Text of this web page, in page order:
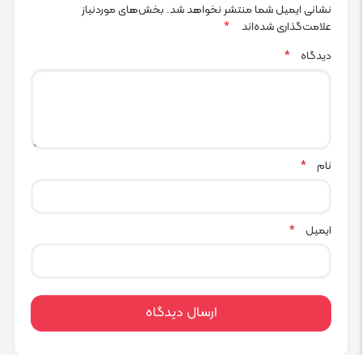
نشانی ایمیل شما منتشر نخواهد شد. بخش‌های موردنیاز
علامت‌گذاری شده‌اند
*
دیدگاه
*
نام *
ایمیل *